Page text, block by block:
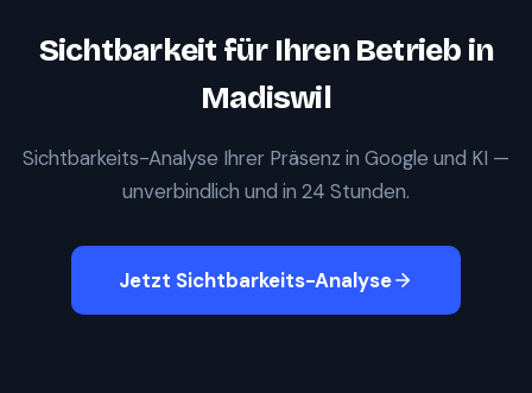
Sichtbarkeit für Ihren Betrieb in
Madiswil
Sichtbarkeits-Analyse Ihrer Präsenz in Google und KI —
unverbindlich und in 24 Stunden.
Jetzt Sichtbarkeits-Analyse